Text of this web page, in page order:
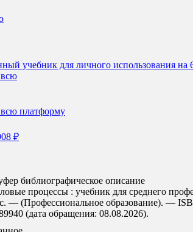
учебник для личного использования на
платформу
₽
библиографическое описание
процессы : учебник для среднего
— (Профессиональное образование). —
(дата обращения: 08.08.2026).